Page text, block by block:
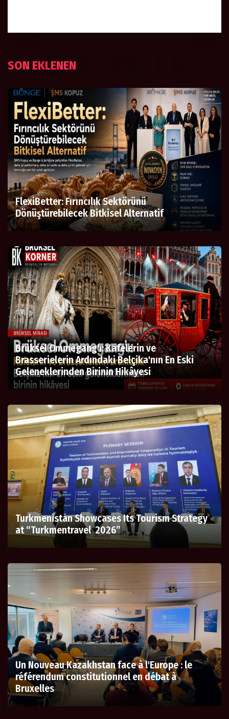
SON EKLENENGALERILER
FlexiBetter: Fırıncılık Sektörünü
Dönüştürebilecek Bitkisel Alternatif
Brüksel Ommegang'ı: Kafelerin ve
Brasserielerin Ardındaki Belçika'nın En Eski
Geleneklerinden Birinin Hikâyesi
Turkmenistan Showcases Its Tourism Strategy
at “Turkmentravel 2026”
Un Nouveau Kazakhstan face à l'Europe : le
référendum constitutionnel en débat à
Bruxelles